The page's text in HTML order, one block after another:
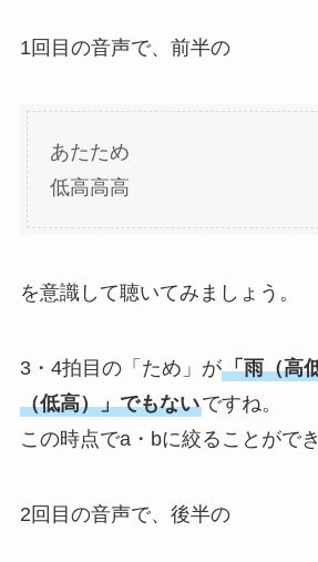
1回目の音声で、前半の
あたため
低高高高
を意識して聴いてみましょう。
3・4拍目の「ため」が「雨（高
（低高）」でもないですね。
この時点でa・bに絞ることができ
2回目の音声で、後半の